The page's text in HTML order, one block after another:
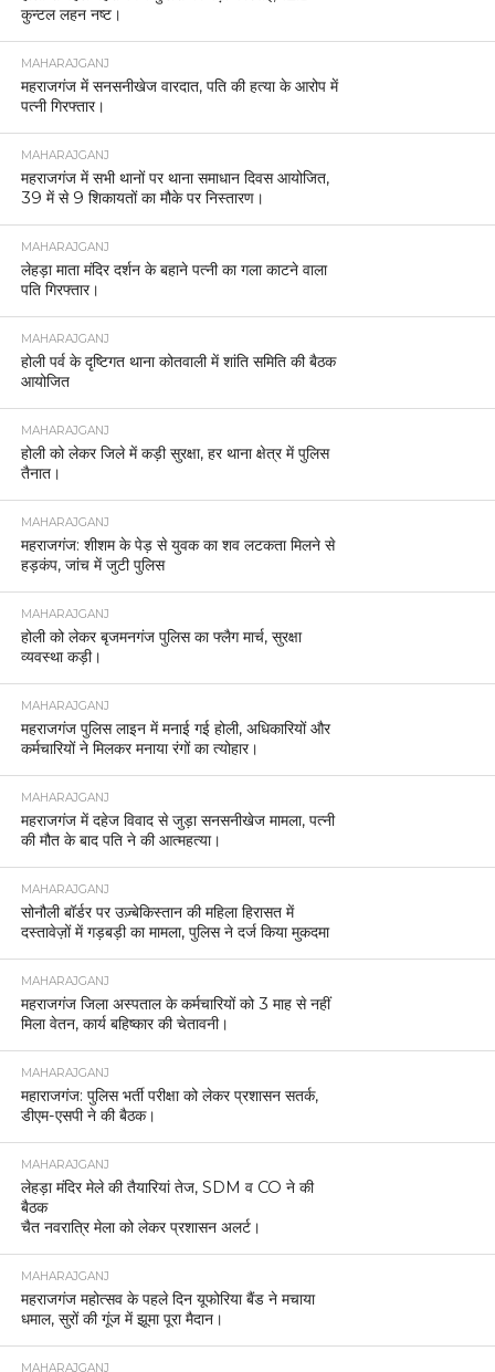
कुन्टल लहन नष्ट।
MAHARAJGANJ
महराजगंज में सनसनीखेज वारदात, पति की हत्या के आरोप में
पत्नी गिरफ्तार।
MAHARAJGANJ
महराजगंज में सभी थानों पर थाना समाधान दिवस आयोजित,
39 में से 9 शिकायतों का मौके पर निस्तारण।
MAHARAJGANJ
लेहड़ा माता मंदिर दर्शन के बहाने पत्नी का गला काटने वाला
पति गिरफ्तार।
MAHARAJGANJ
होली पर्व के दृष्टिगत थाना कोतवाली में शांति समिति की बैठक
आयोजित
MAHARAJGANJ
होली को लेकर जिले में कड़ी सुरक्षा, हर थाना क्षेत्र में पुलिस
तैनात।
MAHARAJGANJ
महराजगंज: शीशम के पेड़ से युवक का शव लटकता मिलने से
हड़कंप, जांच में जुटी पुलिस
MAHARAJGANJ
होली को लेकर बृजमनगंज पुलिस का फ्लैग मार्च, सुरक्षा
व्यवस्था कड़ी।
MAHARAJGANJ
महराजगंज पुलिस लाइन में मनाई गई होली, अधिकारियों और
कर्मचारियों ने मिलकर मनाया रंगों का त्योहार।
MAHARAJGANJ
महराजगंज में दहेज विवाद से जुड़ा सनसनीखेज मामला, पत्नी
की मौत के बाद पति ने की आत्महत्या।
MAHARAJGANJ
सोनौली बॉर्डर पर उज़्बेकिस्तान की महिला हिरासत में
दस्तावेज़ों में गड़बड़ी का मामला, पुलिस ने दर्ज किया मुकदमा
MAHARAJGANJ
महराजगंज जिला अस्पताल के कर्मचारियों को 3 माह से नहीं
मिला वेतन, कार्य बहिष्कार की चेतावनी।
MAHARAJGANJ
महाराजगंज: पुलिस भर्ती परीक्षा को लेकर प्रशासन सतर्क,
डीएम-एसपी ने की बैठक।
MAHARAJGANJ
लेहड़ा मंदिर मेले की तैयारियां तेज, SDM व CO ने की
बैठक
चैत नवरात्रि मेला को लेकर प्रशासन अलर्ट।
MAHARAJGANJ
महराजगंज महोत्सव के पहले दिन यूफोरिया बैंड ने मचाया
धमाल, सुरों की गूंज में झूमा पूरा मैदान।
MAHARAJGANJ